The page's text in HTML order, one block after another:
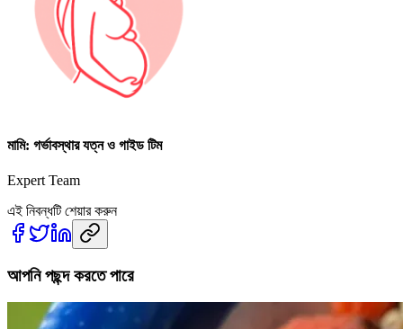
মামি: গর্ভাবস্থার যত্ন ও গাইড টিম
Expert Team
এই নিবন্ধটি শেয়ার করুন
আপনি পছন্দ করতে পারে